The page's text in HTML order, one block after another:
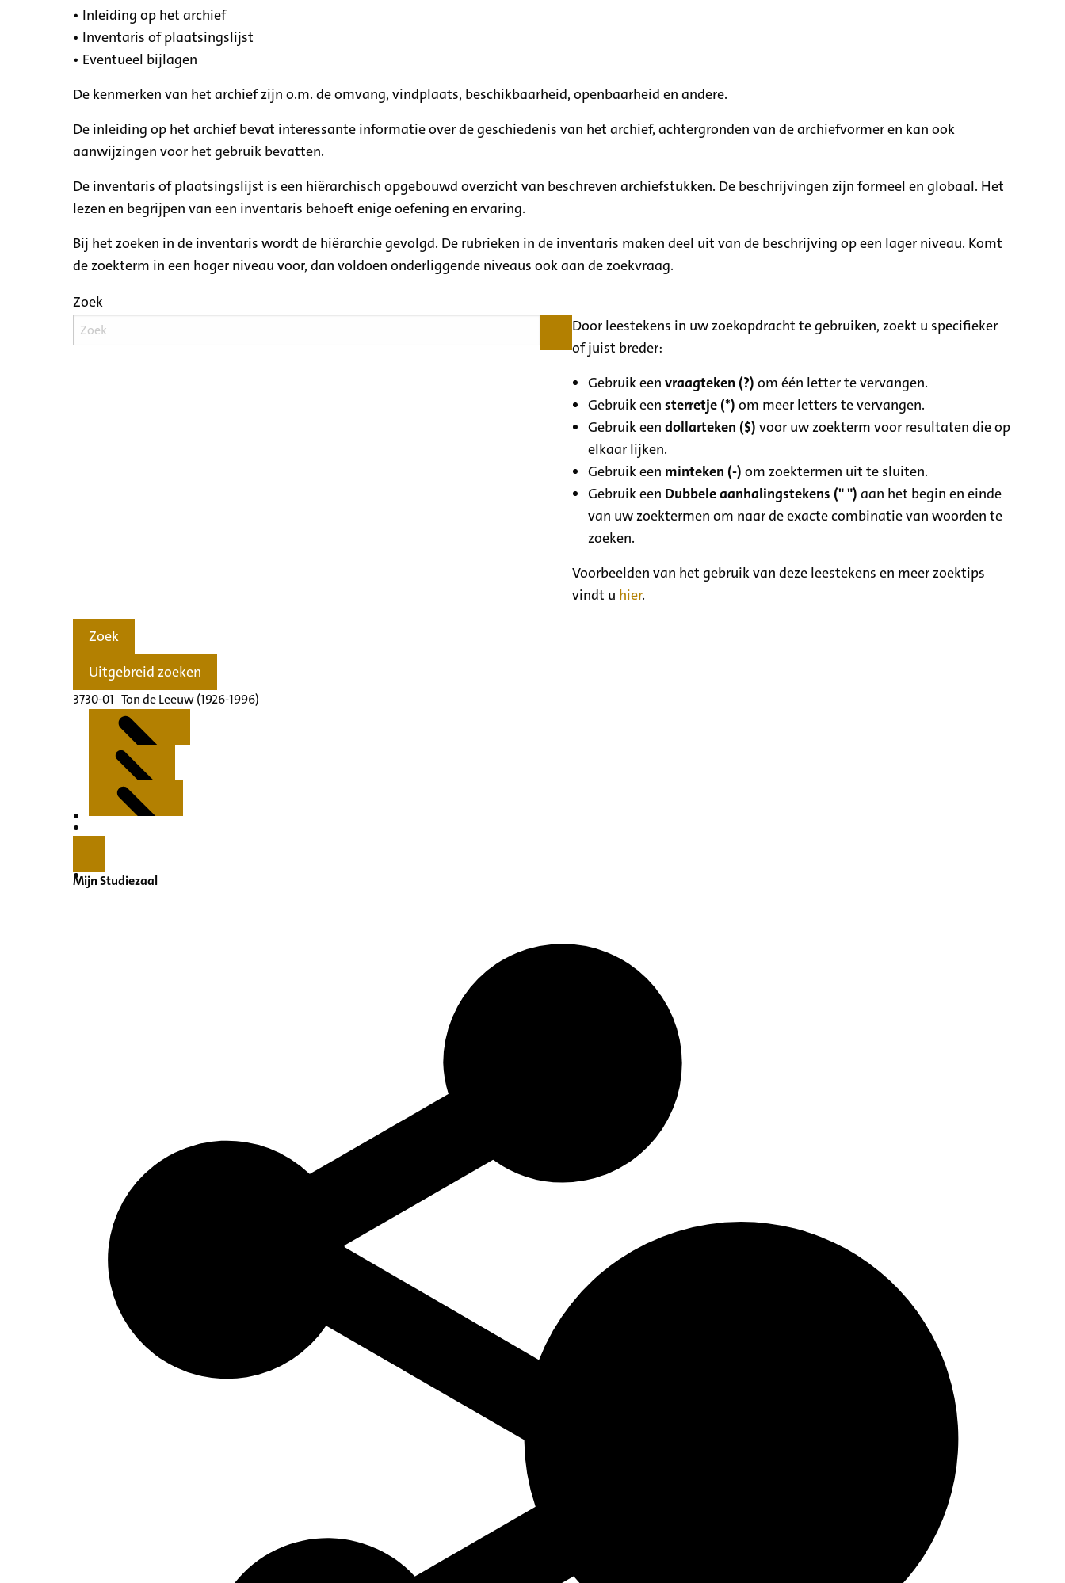
• Inleiding op het archief
• Inventaris of plaatsingslijst
• Eventueel bijlagen
De kenmerken van het archief zijn o.m. de omvang, vindplaats, beschikbaarheid, openbaarheid en andere.
De inleiding op het archief bevat interessante informatie over de geschiedenis van het archief, achtergronden van de archiefvormer en kan ook
aanwijzingen voor het gebruik bevatten.
De inventaris of plaatsingslijst is een hiërarchisch opgebouwd overzicht van beschreven archiefstukken. De beschrijvingen zijn formeel en globaal. Het
lezen en begrijpen van een inventaris behoeft enige oefening en ervaring.
Bij het zoeken in de inventaris wordt de hiërarchie gevolgd. De rubrieken in de inventaris maken deel uit van de beschrijving op een lager niveau. Komt
de zoekterm in een hoger niveau voor, dan voldoen onderliggende niveaus ook aan de zoekvraag.
Zoek
Door leestekens in uw zoekopdracht te gebruiken, zoekt u specifieker
of juist breder:
Gebruik eenvraagteken (?) om één letter te vervangen.
Gebruik eensterretje (*) om meer letters te vervangen.
Gebruik eendollarteken ($) voor uw zoekterm voor resultaten die op
elkaar lijken.
Gebruik een minteken (-) om zoektermen uit te sluiten.
Gebruik een Dubbele aanhalingstekens (" ") aan het begin en einde
van uw zoektermen om naar de exacte combinatie van woorden te
zoeken.
Voorbeelden van het gebruik van deze leestekens en meer zoektips
vindt u hier.
Zoek
Uitgebreid zoeken
3730-01 Ton de Leeuw (1926-1996)
Inventaris
Mijn Studiezaal